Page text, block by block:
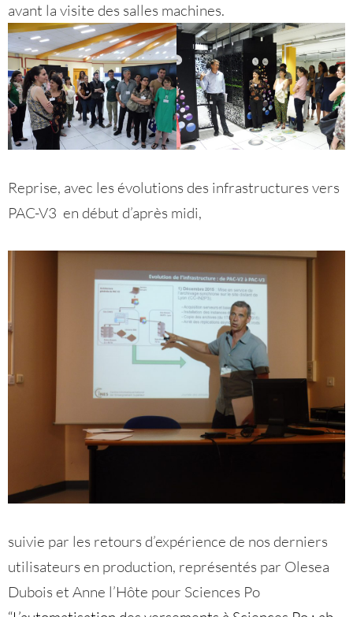
avant la visite des salles machines.
Reprise, avec les évolutions des infrastructures vers
PAC-V3 en début d’après midi,
suivie par les retours d’expérience de nos derniers
utilisateurs en production, représentés par Olesea
Dubois et Anne l’Hôte pour Sciences Po